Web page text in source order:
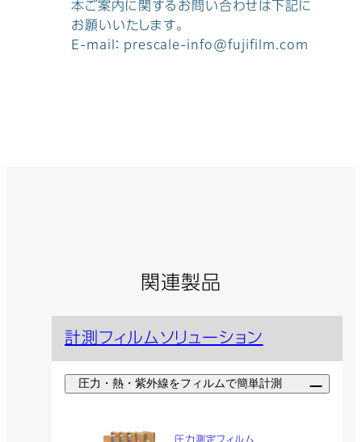
本ご案内に関するお問い合わせは下記に
お願いいたします。
E-mail： prescale-info@fujifilm.com
関連製品
計測フィルムソリューション
圧力・熱・紫外線をフィルムで簡単計測
圧力測定フィルム